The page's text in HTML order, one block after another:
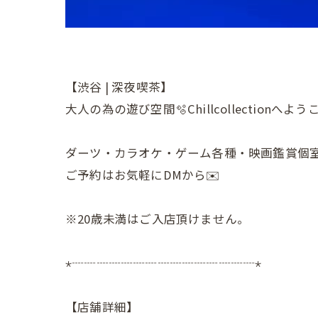
【渋谷 | 深夜喫茶】
大人の為の遊び空間🫧Chillcollectionへよう
ダーツ・カラオケ・ゲーム各種・映画鑑賞個
ご予約はお気軽にDMから✉️
※20歳未満はご入店頂けません。
⋆┈┈┈┈┈┈┈┈┈┈┈┈┈┈┈⋆
【店舗詳細】